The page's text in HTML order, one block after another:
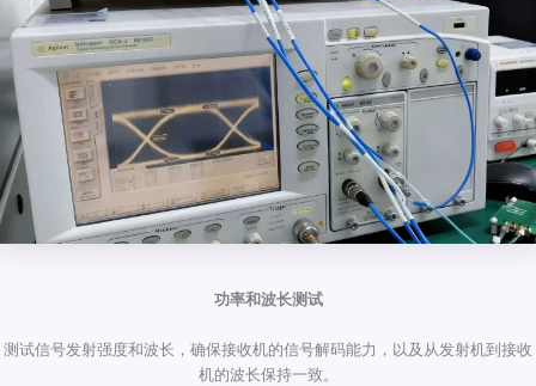
功率和波长测试
测试信号发射强度和波长，确保接收机的信号解码能力，以及从发射机到接收
机的波长保持一致。